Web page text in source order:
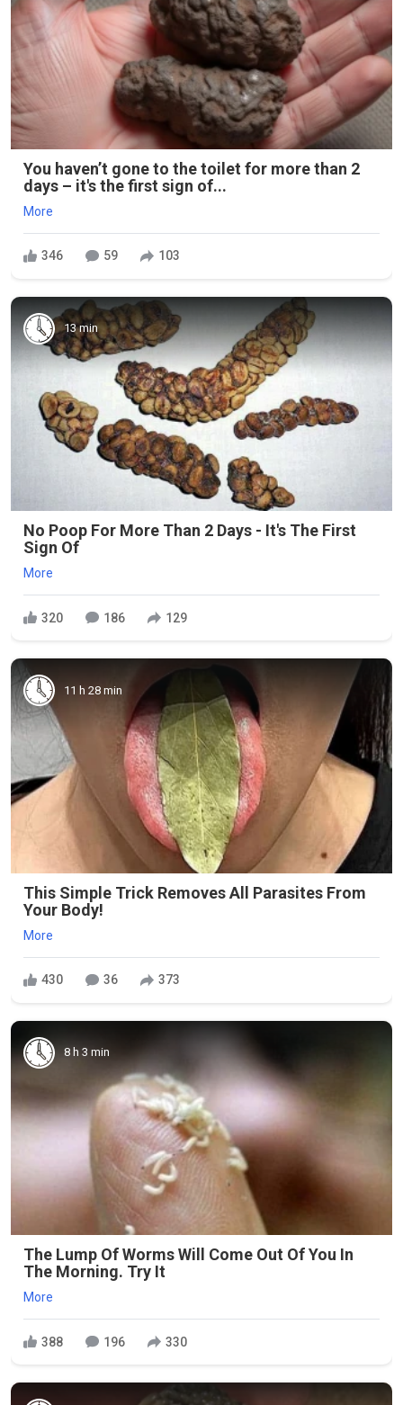
You haven’t gone to the toilet for more than 2
days – it's the first sign of...
More
346 59 103
13 min
No Poop For More Than 2 Days - It's The First
Sign Of
More
320 186 129
11 h 28 min
This Simple Trick Removes All Parasites From
Your Body!
More
430 36 373
8 h 3 min
The Lump Of Worms Will Come Out Of You In
The Morning. Try It
More
388 196 330